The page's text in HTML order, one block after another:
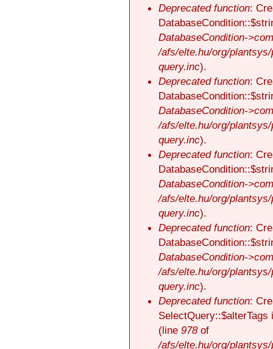
Deprecated function:
DatabaseCondition-
/afs/elte.hu/org/
query.inc).
Deprecated function:
DatabaseCondition-
/afs/elte.hu/org/
query.inc).
Deprecated function:
DatabaseCondition-
/afs/elte.hu/org/
query.inc).
Deprecated function:
DatabaseCondition-
/afs/elte.hu/org/
query.inc).
Deprecated function:
(line 978of
/afs/elte.hu/org/